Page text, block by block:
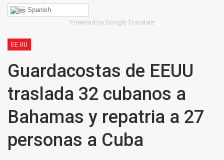
Spanish
Powered by Google Translate
EE.UU
Guardacostas de EEUU
traslada 32 cubanos a
Bahamas y repatria a 27
personas a Cuba